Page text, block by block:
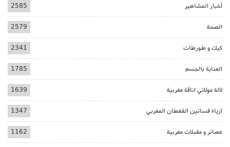
أخبار المشاهير 2585
الصحة 2579
كيك و طورطات 2341
العناية بالجسم 1785
لالة مولاتي اناقة مغربية 1639
ازياء فساتين القفطان المغربي 1347
عصائر و مقبلات مغربية 1162